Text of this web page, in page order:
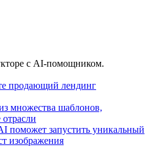
с AI-помощником.
продающий лендинг
множества шаблонов,
поможет запустить уникальный
изображения